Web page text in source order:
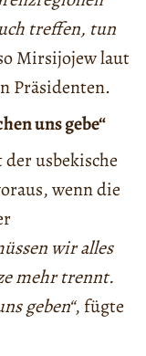
treffen, tun
Mirsijojew laut
Präsidenten.
uns gebe“
usbekische
wenn die
wir alles
mehr trennt.
geben“, fügte